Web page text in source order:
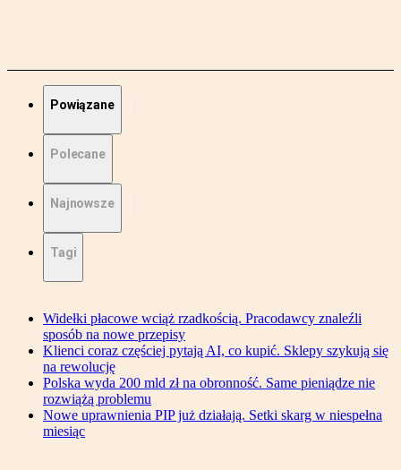
Powiązane
Polecane
Najnowsze
Tagi
Widełki płacowe wciąż rzadkością. Pracodawcy znaleźli
sposób na nowe przepisy
Klienci coraz częściej pytają AI, co kupić. Sklepy szykują się
na rewolucję
Polska wyda 200 mld zł na obronność. Same pieniądze nie
rozwiążą problemu
Nowe uprawnienia PIP już działają. Setki skarg w niespełna
miesiąc